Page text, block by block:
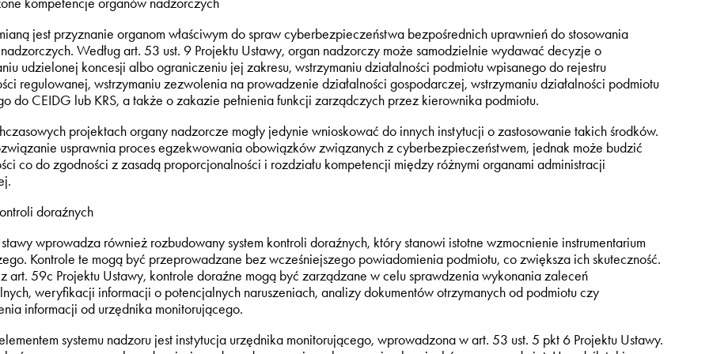
jest przyznanie organom właściwym do spraw cyberbezpieczeństwa bezpośrednich uprawnień do stosowania
Według art. 53 ust. 9 Projektu Ustawy, organ nadzorczy może samodzielnie wydawać decyzje o
udzielonej koncesji albo ograniczeniu jej zakresu, wstrzymaniu działalności podmiotu wpisanego do rejestru
regulowanej, wstrzymaniu zezwolenia na prowadzenie działalności gospodarczej, wstrzymaniu działalności podmiotu
do CEIDG lub KRS, a także o zakazie pełnienia funkcji zarządczych przez kierownika podmiotu.
projektach organy nadzorcze mogły jedynie wnioskować do innych instytucji o zastosowanie takich środków.
usprawnia proces egzekwowania obowiązków związanych z cyberbezpieczeństwem, jednak może budzić
co do zgodności z zasadą proporcjonalności i rozdziału kompetencji między różnymi organami administracji
doraźnych
wprowadza również rozbudowany system kontroli doraźnych, który stanowi istotne wzmocnienie instrumentarium
Kontrole te mogą być przeprowadzane bez wcześniejszego powiadomienia podmiotu, co zwiększa ich skuteczność.
art. 59c Projektu Ustawy, kontrole doraźne mogą być zarządzane w celu sprawdzenia wykonania zaleceń
weryfikacji informacji o potencjalnych naruszeniach, analizy dokumentów otrzymanych od podmiotu czy
informacji od urzędnika monitorującego.
systemu nadzoru jest instytucja urzędnika monitorującego, wprowadzona w art. 53 ust. 5 pkt 6 Projektu Ustawy.